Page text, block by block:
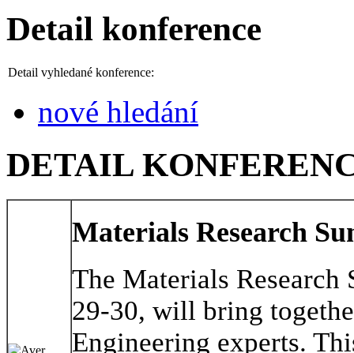
Detail konference
Detail vyhledané konference:
nové hledání
DETAIL
Materials Research
The Materials Research
29-30, will bring
Engineering experts.